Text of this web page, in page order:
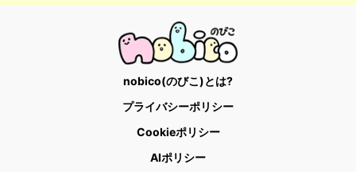
nobico(のびこ)とは?
プライバシーポリシー
Cookieポリシー
AIポリシー